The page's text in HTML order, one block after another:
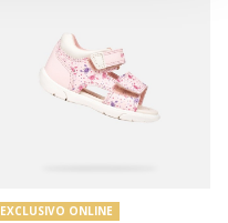
EXCLUSIVO ONLINE